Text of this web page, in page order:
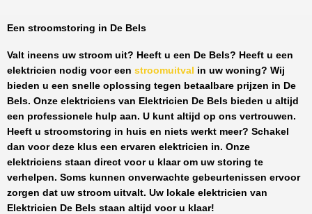
Een stroomstoring in De Bels
Valt ineens uw stroom uit? Heeft u een De Bels? Heeft u een
elektricien nodig voor een stroomuitval in uw woning? Wij
bieden u een snelle oplossing tegen betaalbare prijzen in De
Bels. Onze elektriciens van Elektricien De Bels bieden u altijd
een professionele hulp aan. U kunt altijd op ons vertrouwen.
Heeft u stroomstoring in huis en niets werkt meer? Schakel
dan voor deze klus een ervaren elektricien in. Onze
elektriciens staan direct voor u klaar om uw storing te
verhelpen. Soms kunnen onverwachte gebeurtenissen ervoor
zorgen dat uw stroom uitvalt. Uw lokale elektricien van
Elektricien De Bels staan altijd voor u klaar!